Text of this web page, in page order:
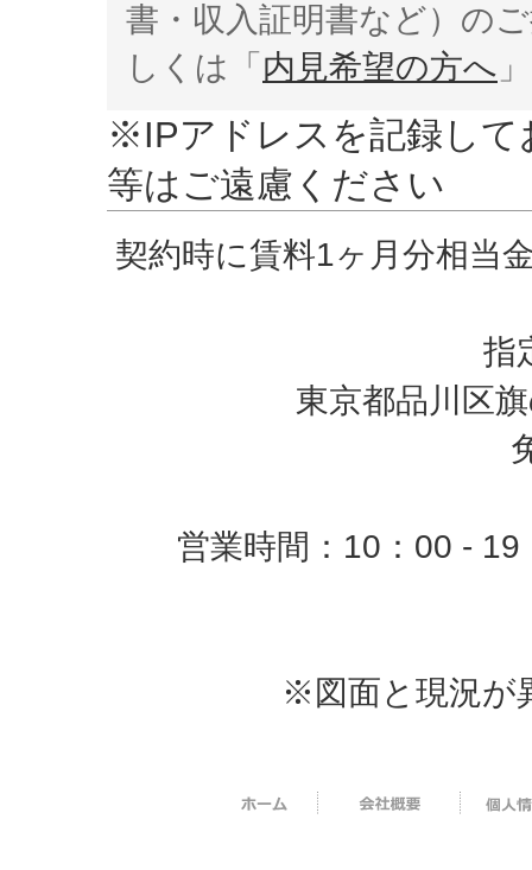
書・収入証明書など）の
しくは「 内見希望の方へ
※IPアドレスを記録して
等はご遠慮ください
契約時に賃料1ヶ月分相当
指
東京都品川区
営業時間：10：00 -
※図面と現況が